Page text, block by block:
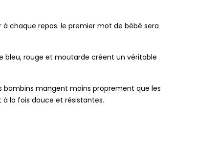
chaque repas. le premier mot de bébé sera
bleu, rouge et moutarde créent un véritable
mangent moins proprement que les
la fois douce et résistantes.